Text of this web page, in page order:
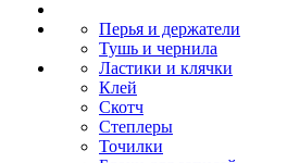
Перья и держатели
Тушь и чернила
Ластики и клячки
Клей
Скотч
Степлеры
Точилки